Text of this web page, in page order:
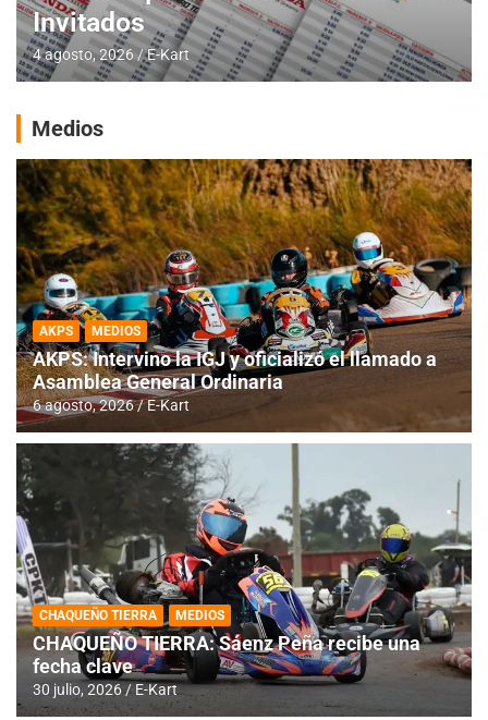
Invitados
4 agosto, 2026 E-Kart
Medios
AKPS MEDIOS
AKPS: Intervino la IGJ y oficializó el llamado a
Asamblea General Ordinaria
6 agosto, 2026 E-Kart
CHAQUEÑO TIERRA MEDIOS
CHAQUEÑO TIERRA: Sáenz Peña recibe una
fecha clave
30 julio, 2026 E-Kart